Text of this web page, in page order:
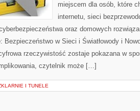
miejscem dla osób, które
internetu, sieci
oraz domowych
Bezpieczeństwo w Sieci i Światłowody i
rzeczywistość zostaje pokazana w
czytelnik może […]
I TUNELE